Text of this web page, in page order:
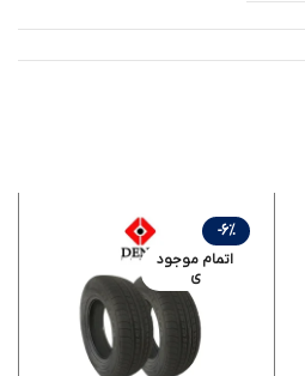
-6%
اتمام موجود
ی